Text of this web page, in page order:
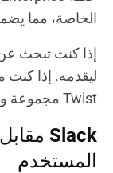
الخاصة، مما
ليقدمه. إذا
Twist مجموعة واسعة من الإمكانيات بتكلفة منخفضة.
المستخدم